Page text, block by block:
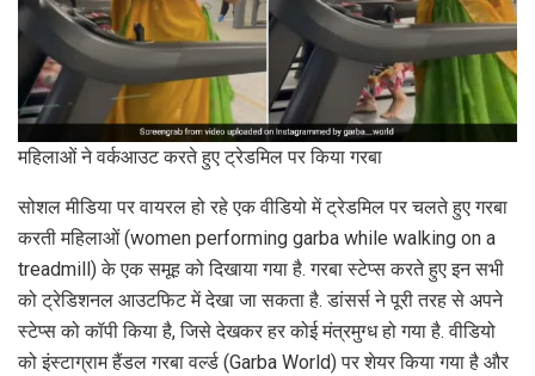
महिलाओं ने वर्कआउट करते हुए ट्रेडमिल पर किया गरबा
सोशल मीडिया पर वायरल हो रहे एक वीडियो में ट्रेडमिल पर चलते हुए गरबा
करती महिलाओं (women performing garba while walking on a
treadmill) के एक समूह को दिखाया गया है. गरबा स्टेप्स करते हुए इन सभी
को ट्रेडिशनल आउटफिट में देखा जा सकता है. डांसर्स ने पूरी तरह से अपने
स्टेप्स को कॉपी किया है, जिसे देखकर हर कोई मंत्रमुग्ध हो गया है. वीडियो
को इंस्टाग्राम हैंडल गरबा वर्ल्ड (Garba World) पर शेयर किया गया है और